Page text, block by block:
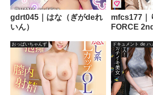
gdrt045｜はな（ぎがdeれ
いん）
mfcs177｜
FORCE 2nd
おっぱいちゃんず ドキュメント de ハ